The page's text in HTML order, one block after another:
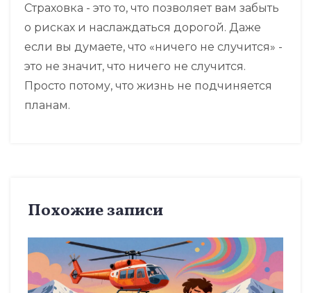
Страховка - это то, что позволяет вам забыть
о рисках и наслаждаться дорогой. Даже
если вы думаете, что «ничего не случится» -
это не значит, что ничего не случится.
Просто потому, что жизнь не подчиняется
планам.
Похожие записи